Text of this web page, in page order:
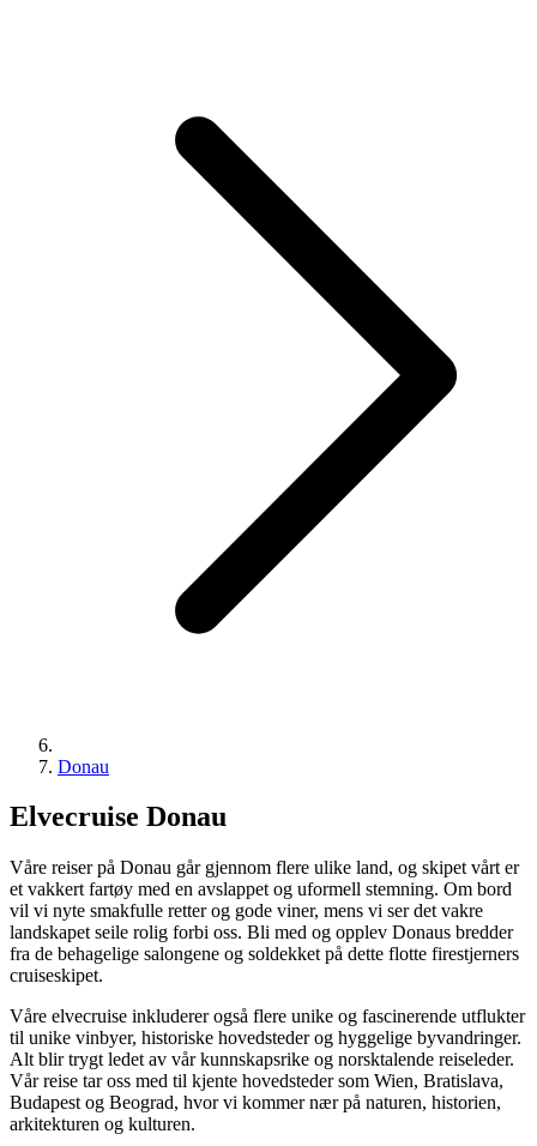
Donau
Elvecruise Donau
Våre reiser på Donau går gjennom flere ulike land, og skipet vårt er
et vakkert fartøy med en avslappet og uformell stemning. Om bord
vil vi nyte smakfulle retter og gode viner, mens vi ser det vakre
landskapet seile rolig forbi oss. Bli med og opplev Donaus bredder
fra de behagelige salongene og soldekket på dette flotte firestjerners
cruiseskipet.
Våre elvecruise inkluderer også flere unike og fascinerende utflukter
til unike vinbyer, historiske hovedsteder og hyggelige byvandringer.
Alt blir trygt ledet av vår kunnskapsrike og norsktalende reiseleder.
Vår reise tar oss med til kjente hovedsteder som Wien, Bratislava,
Budapest og Beograd, hvor vi kommer nær på naturen, historien,
arkitekturen og kulturen.